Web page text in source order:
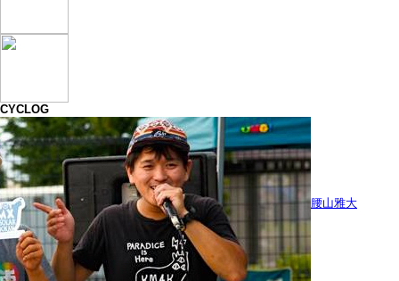
CYCLOG
腰山雅大